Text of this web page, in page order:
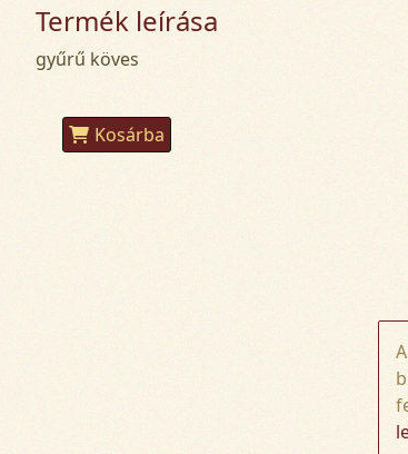
Termék leírása
gyűrű köves
Kosárba